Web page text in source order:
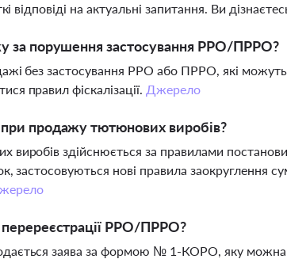
на актуальні запитання. Ви
за порушення застосування РРО/ПРРО?
без застосування РРО або ПРРО, які можуть
правил фіскалізації. Джерело
продажу тютюнових виробів?
виробів здійснюється за правилами
застосовуються нові правила заокруглення
перереєстрації РРО/ПРРО?
заява за формою № 1-КОРО, яку можна